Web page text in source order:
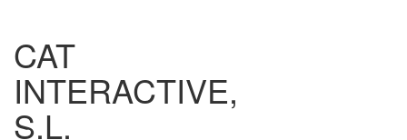
CAT
INTERACTIVE,
S.L.